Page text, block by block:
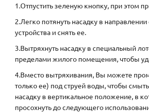
1.Отпустить зеленую кнопку, при этом
2.Легко потянуть насадку в
устройства и снять ее.
3.Вытряхнуть насадку в специальный
пределами жилого помещения, чтобы
4.Вместо вытряхивания, Вы можете
только ее) под струей воды, чтобы
насадку в вертикальное положение, в
просохнуть до следующего